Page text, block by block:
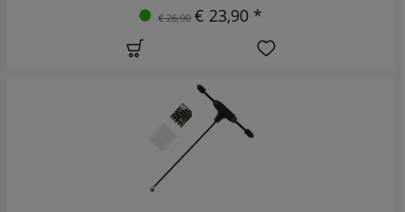
€ 26,90 € 23,90 *